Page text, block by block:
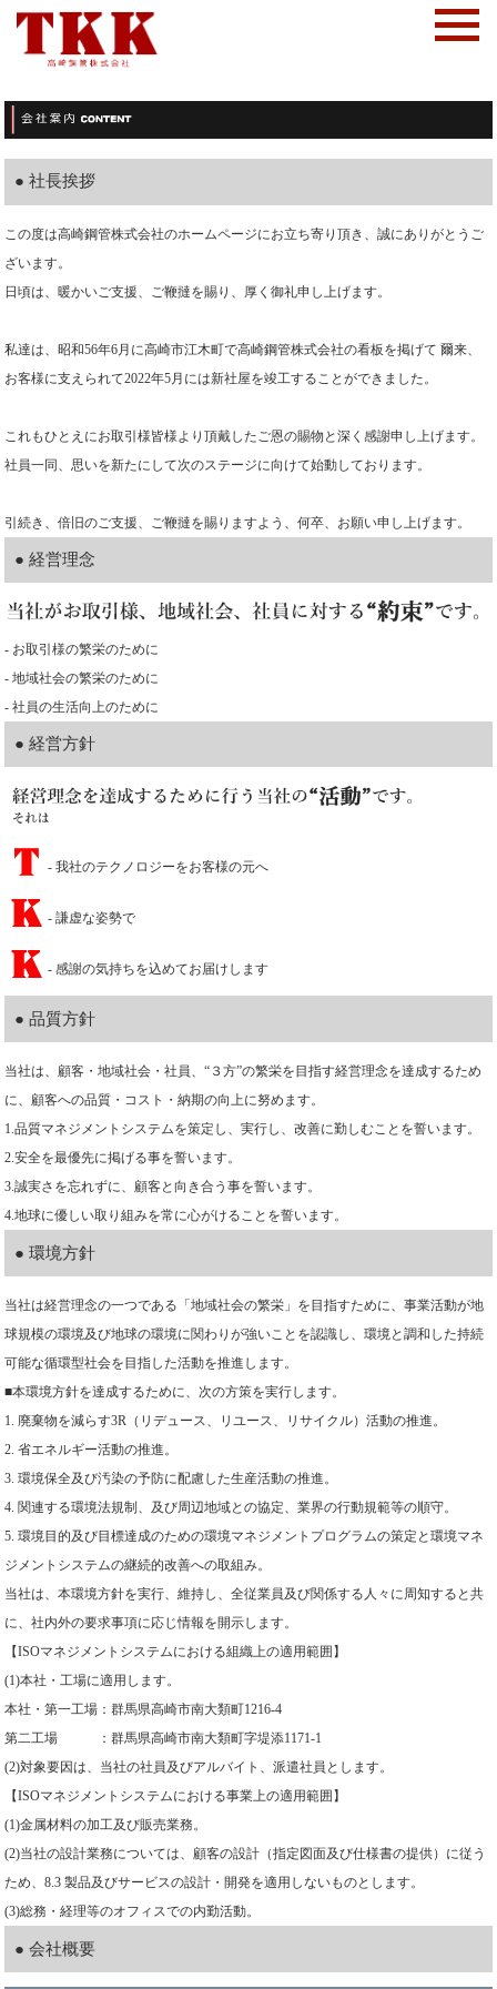
● 社長挨拶
この度は高崎鋼管株式会社のホームページにお立ち寄り頂き、誠にありがとうご
ざいます。
日頃は、暖かいご支援、ご鞭撻を賜り、厚く御礼申し上げます。
私達は、昭和56年6月に高崎市江木町で高崎鋼管株式会社の看板を掲げて 爾来、
お客様に支えられて2022年5月には新社屋を竣工することができました。
これもひとえにお取引様皆様より頂戴したご恩の賜物と深く感謝申し上げます。
社員一同、思いを新たにして次のステージに向けて始動しております。
引続き、倍旧のご支援、ご鞭撻を賜りますよう、何卒、お願い申し上げます。
● 経営理念
- お取引様の繁栄のために
- 地域社会の繁栄のために
- 社員の生活向上のために
● 経営方針
- 我社のテクノロジーをお客様の元へ
- 謙虚な姿勢で
- 感謝の気持ちを込めてお届けします
● 品質方針
当社は、顧客・地域社会・社員、“３方”の繁栄を目指す経営理念を達成するため
に、顧客への品質・コスト・納期の向上に努めます。
1.品質マネジメントシステムを策定し、実行し、改善に勤しむことを誓います。
2.安全を最優先に掲げる事を誓います。
3.誠実さを忘れずに、顧客と向き合う事を誓います。
4.地球に優しい取り組みを常に心がけることを誓います。
● 環境方針
当社は経営理念の一つである「地域社会の繁栄」を目指すために、事業活動が地
球規模の環境及び地球の環境に関わりが強いことを認識し、環境と調和した持続
可能な循環型社会を目指した活動を推進します。
■本環境方針を達成するために、次の方策を実行します。
1. 廃棄物を減らす3R（リデュース、リユース、リサイクル）活動の推進。
2. 省エネルギー活動の推進。
3. 環境保全及び汚染の予防に配慮した生産活動の推進。
4. 関連する環境法規制、及び周辺地域との協定、業界の行動規範等の順守。
5. 環境目的及び目標達成のための環境マネジメントプログラムの策定と環境マネ
ジメントシステムの継続的改善への取組み。
当社は、本環境方針を実行、維持し、全従業員及び関係する人々に周知すると共
に、社内外の要求事項に応じ情報を開示します。
【ISOマネジメントシステムにおける組織上の適用範囲】
(1)本社・工場に適用します。
本社・第一工場：群馬県高崎市南大類町1216-4
第二工場 ：群馬県高崎市南大類町字堤添1171-1
(2)対象要因は、当社の社員及びアルバイト、派遣社員とします。
【ISOマネジメントシステムにおける事業上の適用範囲】
(1)金属材料の加工及び販売業務。
(2)当社の設計業務については、顧客の設計（指定図面及び仕様書の提供）に従う
ため、8.3 製品及びサービスの設計・開発を適用しないものとします。
(3)総務・経理等のオフィスでの内勤活動。
● 会社概要